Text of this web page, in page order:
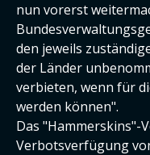
nun vorerst
den jeweils
der Länder
verbieten, wenn für
werden können".
Das "Hammerskins"-
Verbotsverfügung